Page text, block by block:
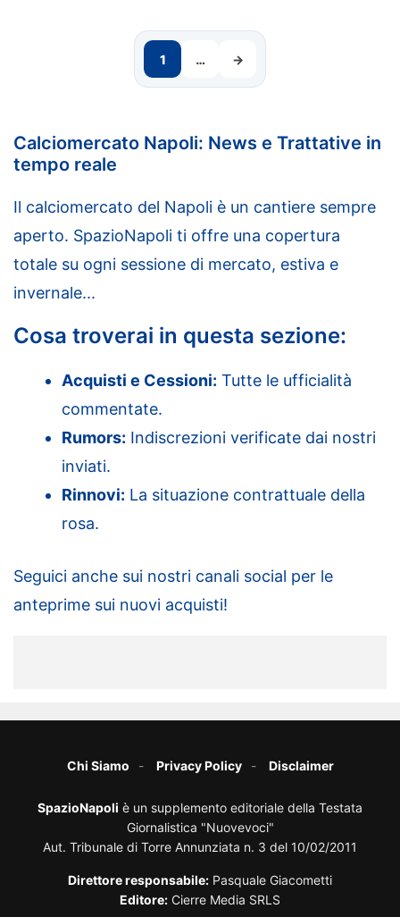
1 … →
Calciomercato Napoli: News e Trattative in
tempo reale
Il calciomercato del Napoli è un cantiere sempre
aperto. SpazioNapoli ti offre una copertura
totale su ogni sessione di mercato, estiva e
invernale...
Cosa troverai in questa sezione:
Acquisti e Cessioni: Tutte le ufficialità
commentate.
Rumors: Indiscrezioni verificate dai nostri
inviati.
Rinnovi: La situazione contrattuale della
rosa.
Seguici anche sui nostri canali social per le
anteprime sui nuovi acquisti!
Chi Siamo Privacy Policy Disclaimer
SpazioNapoli è un supplemento editoriale della Testata
Giornalistica "Nuovevoci"
Aut. Tribunale di Torre Annunziata n. 3 del 10/02/2011
Direttore responsabile: Pasquale Giacometti
Editore: Cierre Media SRLS